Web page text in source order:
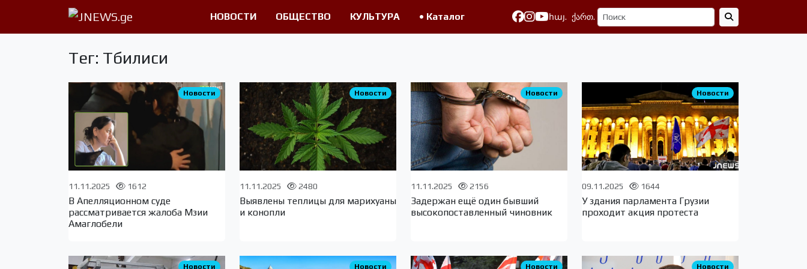
НОВОСТИ ОБЩЕСТВО КУЛЬТУРА • Каталог հայ. ქართ.
Тег: Тбилиси
Новости
11.11.2025 1612
В Апелляционном суде
рассматривается жалоба Мзии
Амаглобели
Новости
11.11.2025 2480
Выявлены теплицы для марихуаны
и конопли
Новости
11.11.2025 2156
Задержан ещё один бывший
высокопоставленный чиновник
Новости
09.11.2025 1644
У здания парламента Грузии
проходит акция протеста
Новости Новости Новости Новости